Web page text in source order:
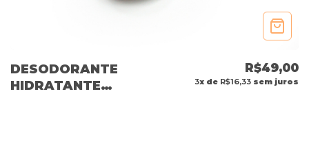
DESODORANTE
HIDRATANTE
R$49,00
3x de R$16,33 sem juros